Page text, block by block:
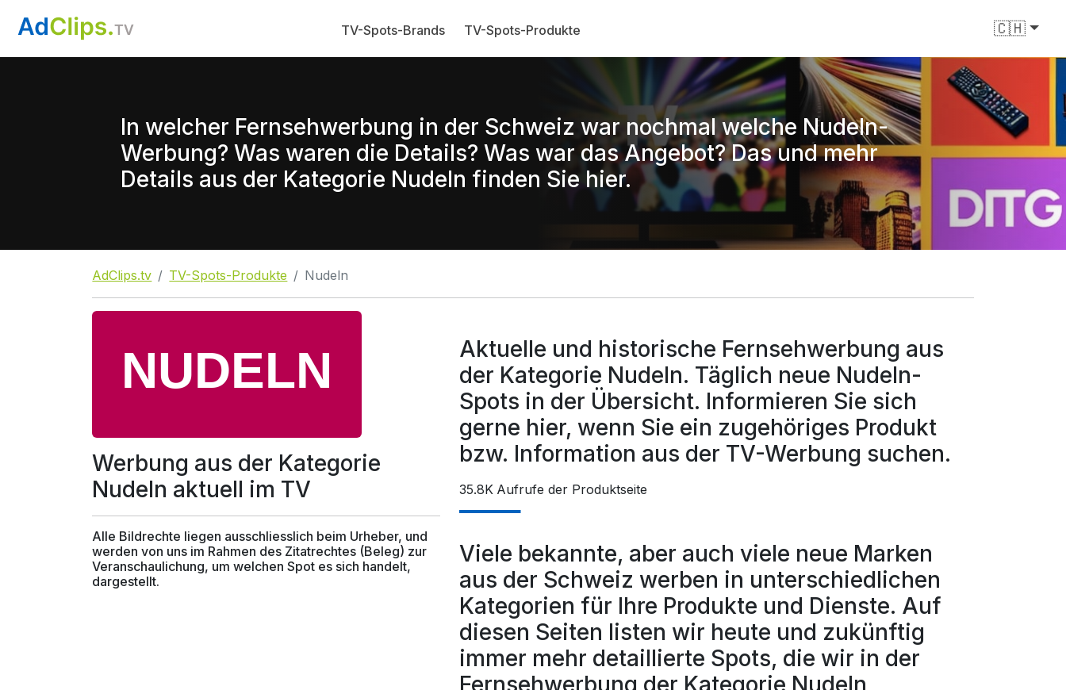
TV-Spots-Brands TV-Spots-Produkte 🇨🇭
In welcher Fernsehwerbung in der Schweiz war nochmal welche Nudeln-
Werbung? Was waren die Details? Was war das Angebot? Das und mehr
Details aus der Kategorie Nudeln finden Sie hier.
AdClips.tv TV-Spots-Produkte Nudeln
Werbung aus der Kategorie
Nudeln aktuell im TV
Alle Bildrechte liegen ausschliesslich beim Urheber, und
werden von uns im Rahmen des Zitatrechtes (Beleg) zur
Veranschaulichung, um welchen Spot es sich handelt,
dargestellt.
Aktuelle und historische Fernsehwerbung aus
der Kategorie Nudeln. Täglich neue Nudeln-
Spots in der Übersicht. Informieren Sie sich
gerne hier, wenn Sie ein zugehöriges Produkt
bzw. Information aus der TV-Werbung suchen.
35.8K Aufrufe der Produktseite
Viele bekannte, aber auch viele neue Marken
aus der Schweiz werben in unterschiedlichen
Kategorien für Ihre Produkte und Dienste. Auf
diesen Seiten listen wir heute und zukünftig
immer mehr detaillierte Spots, die wir in der
Fernsehwerbung der Kategorie Nudeln